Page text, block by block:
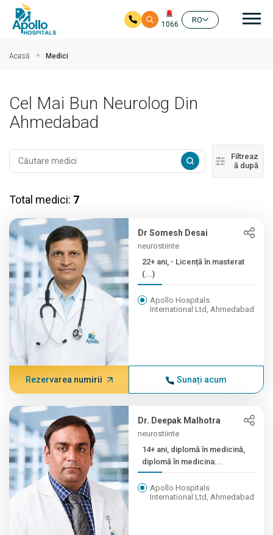
1066
RO
Acasă Medici
Cel Mai Bun Neurolog Din
Ahmedabad
Filtreaz
ă după
Total medici: 7
Dr Somesh Desai
neurostiinte
22+ ani, - Licență în masterat
(...)
Apollo Hospitals
International Ltd, Ahmedabad
Rezervarea numirii Sunați acum
Dr. Deepak Malhotra
neurostiinte
14+ ani, diplomă în medicină,
diplomă în medicina...
Apollo Hospitals
International Ltd, Ahmedabad